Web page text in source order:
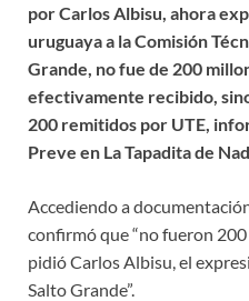
por Carlos Albisu, ahora
uruguaya a la Comisión
Grande, no fue de 200
efectivamente recibido,
200 remitidos por UTE,
Preve en La Tapadita de
Accediendo a
confirmó que “no fueron
pidió Carlos Albisu, el
Salto Grande”.